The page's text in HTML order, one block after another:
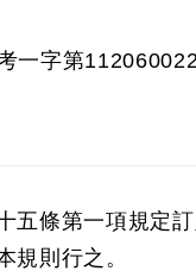
一字第
條第一項規定訂
則行之。